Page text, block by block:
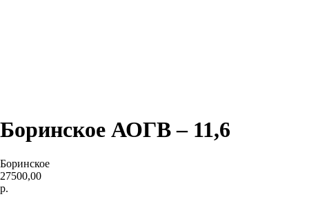
Боринское АОГВ – 11,6
Боринское
27500,00
р.